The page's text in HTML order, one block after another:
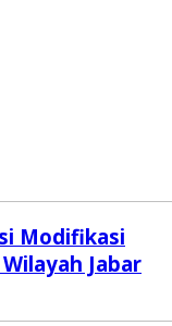
Modifikasi
Jabar